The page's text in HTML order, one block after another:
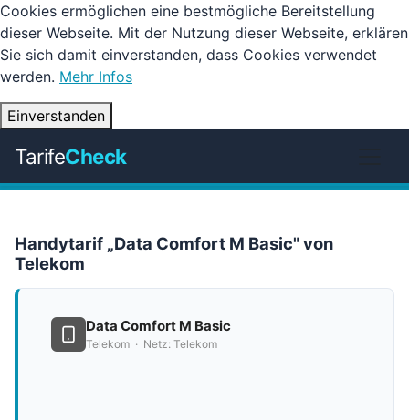
Cookies ermöglichen eine bestmögliche Bereitstellung
dieser Webseite. Mit der Nutzung dieser Webseite, erklären
Sie sich damit einverstanden, dass Cookies verwendet
werden. Mehr Infos
Einverstanden
TarifeCheck
Handytarif „Data Comfort M Basic" von
Telekom
Data Comfort M Basic
Telekom · Netz: Telekom